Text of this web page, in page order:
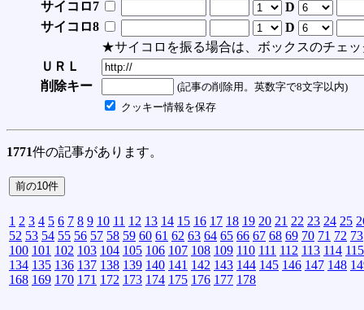
サイコロ7
D
サイコロ8
D
★サイコロを振る場合は、ボックスのチェッ
ＵＲＬ
削除キー
(記事の削除用。英数字で8文字以内)
クッキー情報を保存
1771件の記事があります。
1 2 3 4 5 6 7 8 9 10 11 12 13 14 15 16 17 18 19 20 21 22 23 24 25
52 53 54 55 56 57 58 59 60 61 62 63 64 65 66 67 68 69 70 71 72 73
100 101 102 103 104 105 106 107 108 109 110 111 112 113 114 115
134 135 136 137 138 139 140 141 142 143 144 145 146 147 148
168 169 170 171 172 173 174 175 176 177 178